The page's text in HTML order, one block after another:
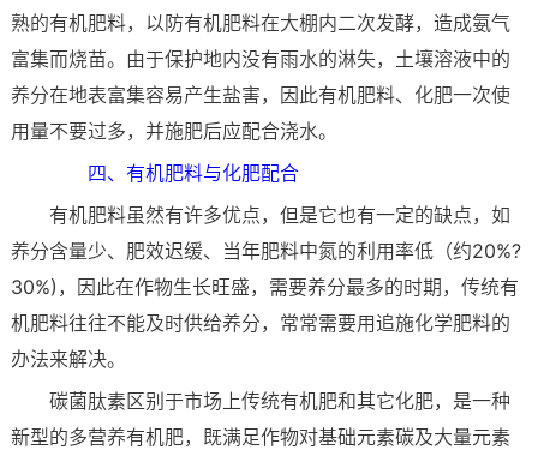
熟的有机肥料，以防有机肥料在大棚内二次发酵，造成氨气
富集而烧苗。由于保护地内没有雨水的淋失，土壤溶液中的
养分在地表富集容易产生盐害，因此有机肥料、化肥一次使
用量不要过多，并施肥后应配合浇水。
四、有机肥料与化肥配合
有机肥料虽然有许多优点，但是它也有一定的缺点，如
养分含量少、肥效迟缓、当年肥料中氮的利用率低（约20%?
30%)，因此在作物生长旺盛，需要养分最多的时期，传统有
机肥料往往不能及时供给养分，常常需要用追施化学肥料的
办法来解决。
碳菌肽素区别于市场上传统有机肥和其它化肥，是一种
新型的多营养有机肥，既满足作物对基础元素碳及大量元素